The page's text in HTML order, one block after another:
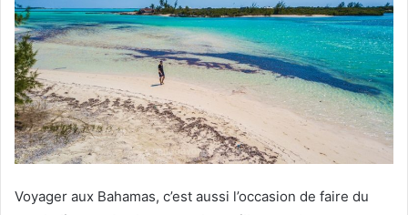
Voyager aux Bahamas, c’est aussi l’occasion de faire du